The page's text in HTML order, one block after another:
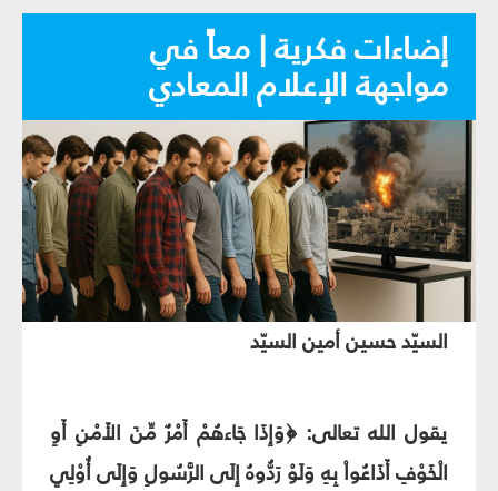
إضاءات فكرية | معاً في
مواجهة الإعلام المعادي
السيّد حسين أمين السيّد
يقول الله تعالى: ﴿وَإِذَا جَاءهُمْ أَمْرٌ مِّنَ الأَمْنِ أَوِ
الْخَوْفِ أَذَاعُواْ بِهِ وَلَوْ رَدُّوهُ إِلَى الرَّسُولِ وَإِلَى أُوْلِي